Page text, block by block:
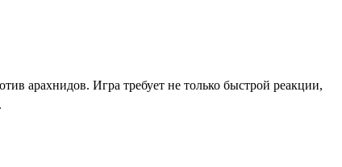
арахнидов. Игра требует не только быстрой реакции,